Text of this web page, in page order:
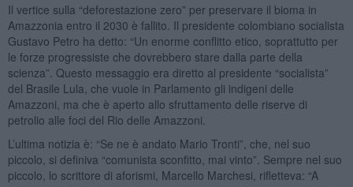
Il vertice sulla “deforestazione zero” per preservare il bioma in
Amazzonia entro il 2030 è fallito. Il presidente colombiano socialista
Gustavo Petro ha detto: “Un enorme conflitto etico, soprattutto per
le forze progressiste che dovrebbero stare dalla parte della
scienza”. Questo messaggio era diretto al presidente “socialista”
del Brasile Lula, che vuole in Parlamento gli indigeni delle
Amazzoni, ma che è aperto allo sfruttamento delle riserve di
petrolio alle foci del Rio delle Amazzoni.
L’ultima notizia è: “Se ne è andato Mario Tronti”, che, nel suo
piccolo, si definiva “comunista sconfitto, mai vinto”. Sempre nel suo
piccolo, lo scrittore di aforismi, Marcello Marchesi, rifletteva: “A